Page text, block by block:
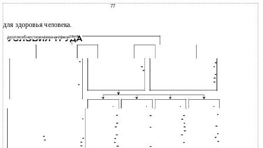
77
для здоровья человека.